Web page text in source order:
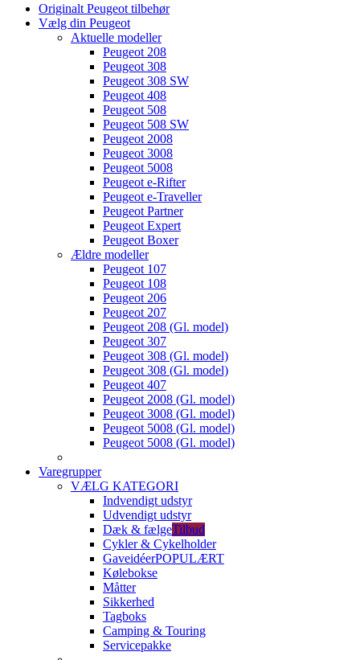
Originalt Peugeot tilbehør
Vælg din Peugeot
Aktuelle modeller
Peugeot 208
Peugeot 308
Peugeot 308 SW
Peugeot 408
Peugeot 508
Peugeot 508 SW
Peugeot 2008
Peugeot 3008
Peugeot 5008
Peugeot e-Rifter
Peugeot e-Traveller
Peugeot Partner
Peugeot Expert
Peugeot Boxer
Ældre modeller
Peugeot 107
Peugeot 108
Peugeot 206
Peugeot 207
Peugeot 208 (Gl. model)
Peugeot 307
Peugeot 308 (Gl. model)
Peugeot 308 (Gl. model)
Peugeot 407
Peugeot 2008 (Gl. model)
Peugeot 3008 (Gl. model)
Peugeot 5008 (Gl. model)
Peugeot 5008 (Gl. model)
Varegrupper
VÆLG KATEGORI
Indvendigt udstyr
Udvendigt udstyr
Dæk & fælgeTilbud
Cykler & Cykelholder
GaveidéerPOPULÆRT
Kølebokse
Måtter
Sikkerhed
Tagboks
Camping & Touring
Servicepakke